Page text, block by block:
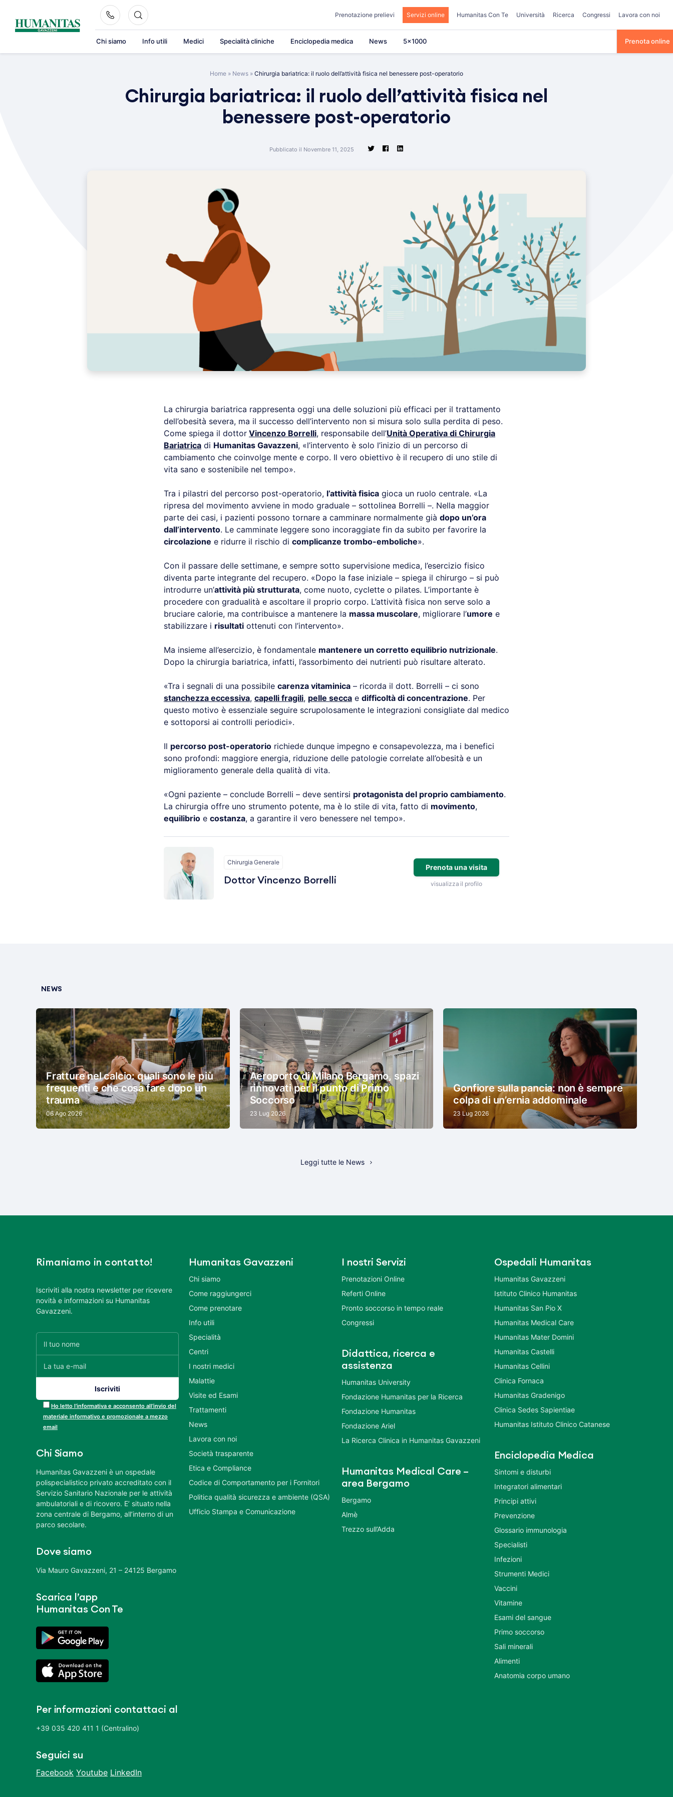
content
Prenotazione prelievi Servizi online Humanitas Con Te Università Ricerca Congressi Lavora con noi
Chi siamo Info utili Medici Specialità cliniche Enciclopedia medica News 5×1000 Prenota online
Home » News » Chirurgia bariatrica: il ruolo dell’attività fisica nel benessere post-operatorio
Chirurgia bariatrica: il ruolo dell’attività fisica nel
benessere post-operatorio
Pubblicato il Novembre 11, 2025
La chirurgia bariatrica rappresenta oggi una delle soluzioni più efficaci per il trattamento
dell’obesità severa, ma il successo dell’intervento non si misura solo sulla perdita di peso.
Come spiega il dottor Vincenzo Borrelli, responsabile dell’Unità Operativa di Chirurgia
Bariatrica di Humanitas Gavazzeni, «l’intervento è solo l’inizio di un percorso di
cambiamento che coinvolge mente e corpo. Il vero obiettivo è il recupero di uno stile di
vita sano e sostenibile nel tempo».
Tra i pilastri del percorso post-operatorio, l’attività fisica gioca un ruolo centrale. «La
ripresa del movimento avviene in modo graduale – sottolinea Borrelli –. Nella maggior
parte dei casi, i pazienti possono tornare a camminare normalmente già dopo un’ora
dall’intervento. Le camminate leggere sono incoraggiate fin da subito per favorire la
circolazione e ridurre il rischio di complicanze trombo-emboliche».
Con il passare delle settimane, e sempre sotto supervisione medica, l’esercizio fisico
diventa parte integrante del recupero. «Dopo la fase iniziale – spiega il chirurgo – si può
introdurre un’attività più strutturata, come nuoto, cyclette o pilates. L’importante è
procedere con gradualità e ascoltare il proprio corpo. L’attività fisica non serve solo a
bruciare calorie, ma contribuisce a mantenere la massa muscolare, migliorare l’umore e
stabilizzare i risultati ottenuti con l’intervento».
Ma insieme all’esercizio, è fondamentale mantenere un corretto equilibrio nutrizionale.
Dopo la chirurgia bariatrica, infatti, l’assorbimento dei nutrienti può risultare alterato.
«Tra i segnali di una possibile carenza vitaminica – ricorda il dott. Borrelli – ci sono
stanchezza eccessiva, capelli fragili, pelle secca e difficoltà di concentrazione. Per
questo motivo è essenziale seguire scrupolosamente le integrazioni consigliate dal medico
e sottoporsi ai controlli periodici».
Il percorso post-operatorio richiede dunque impegno e consapevolezza, ma i benefici
sono profondi: maggiore energia, riduzione delle patologie correlate all’obesità e un
miglioramento generale della qualità di vita.
«Ogni paziente – conclude Borrelli – deve sentirsi protagonista del proprio cambiamento.
La chirurgia offre uno strumento potente, ma è lo stile di vita, fatto di movimento,
equilibrio e costanza, a garantire il vero benessere nel tempo».
Chirurgia Generale
Dottor Vincenzo Borrelli
Prenota una visita
visualizza il profilo
NEWS
Fratture nel calcio: quali sono le più
frequenti e che cosa fare dopo un
trauma
06 Ago 2026
Aeroporto di Milano Bergamo, spazi
rinnovati per il punto di Primo
Soccorso
23 Lug 2026
Gonfiore sulla pancia: non è sempre
colpa di un’ernia addominale
23 Lug 2026
Leggi tutte le News
Rimaniamo in contatto!
Iscriviti alla nostra newsletter per ricevere
novità e informazioni su Humanitas
Gavazzeni.
Ho letto l’informativa e acconsento all’invio del
materiale informativo e promozionale a mezzo
email
Chi Siamo
Humanitas Gavazzeni è un ospedale
polispecialistico privato accreditato con il
Servizio Sanitario Nazionale per le attività
ambulatoriali e di ricovero. E’ situato nella
zona centrale di Bergamo, all’interno di un
parco secolare.
Dove siamo
Via Mauro Gavazzeni, 21 – 24125 Bergamo
Scarica l’app
Humanitas Con Te
Per informazioni contattaci al
+39 035 420 411 1 (Centralino)
Seguici su
Facebook Youtube LinkedIn
Humanitas Gavazzeni
Chi siamo
Come raggiungerci
Come prenotare
Info utili
Specialità
Centri
I nostri medici
Malattie
Visite ed Esami
Trattamenti
News
Lavora con noi
Società trasparente
Etica e Compliance
Codice di Comportamento per i Fornitori
Politica qualità sicurezza e ambiente (QSA)
Ufficio Stampa e Comunicazione
I nostri Servizi
Prenotazioni Online
Referti Online
Pronto soccorso in tempo reale
Congressi
Didattica, ricerca e
assistenza
Humanitas University
Fondazione Humanitas per la Ricerca
Fondazione Humanitas
Fondazione Ariel
La Ricerca Clinica in Humanitas Gavazzeni
Humanitas Medical Care –
area Bergamo
Bergamo
Almè
Trezzo sull’Adda
Ospedali Humanitas
Humanitas Gavazzeni
Istituto Clinico Humanitas
Humanitas San Pio X
Humanitas Medical Care
Humanitas Mater Domini
Humanitas Castelli
Humanitas Cellini
Clinica Fornaca
Humanitas Gradenigo
Clinica Sedes Sapientiae
Humanitas Istituto Clinico Catanese
Enciclopedia Medica
Sintomi e disturbi
Integratori alimentari
Principi attivi
Prevenzione
Glossario immunologia
Specialisti
Infezioni
Strumenti Medici
Vaccini
Vitamine
Esami del sangue
Primo soccorso
Sali minerali
Alimenti
Anatomia corpo umano